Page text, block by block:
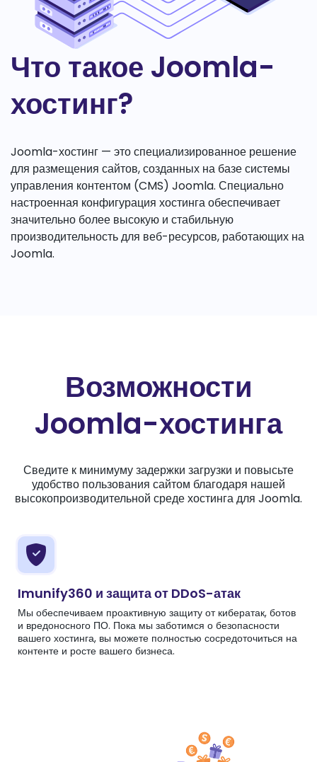
Что такое Joomla-
хостинг?
Joomla-хостинг — это специализированное решение
для размещения сайтов, созданных на базе системы
управления контентом (CMS) Joomla. Специально
настроенная конфигурация хостинга обеспечивает
значительно более высокую и стабильную
производительность для веб-ресурсов, работающих на
Joomla.
Возможности
Joomla-хостинга
Сведите к минимуму задержки загрузки и повысьте
удобство пользования сайтом благодаря нашей
высокопроизводительной среде хостинга для Joomla.
Imunify360 и защита от DDoS-атак
Мы обеспечиваем проактивную защиту от кибератак, ботов
и вредоносного ПО. Пока мы заботимся о безопасности
вашего хостинга, вы можете полностью сосредоточиться на
контенте и росте вашего бизнеса.